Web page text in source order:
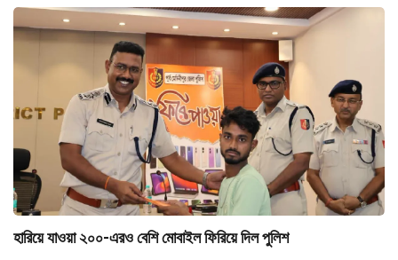
হারিয়ে যাওয়া ২০০-এরও বেশি মোবাইল ফিরিয়ে দিল পুলিশ